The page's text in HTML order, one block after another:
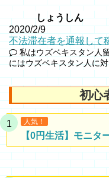
しょうしん
2020/2/9
不法滞在者を通報して
私はウズベキスタン人
にはウズベキスタン人に
初心
人気！
【0円生活】モニタ